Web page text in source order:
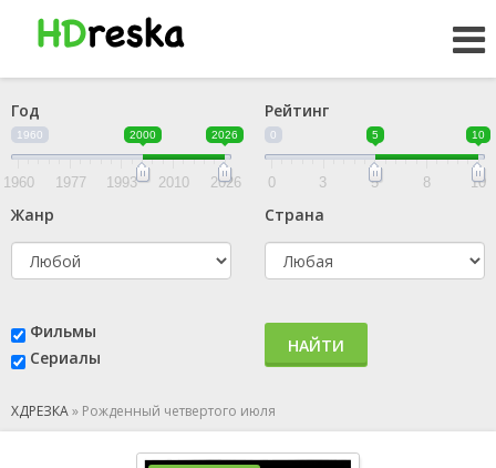
Год
1960 2000 2026
1960 1977 1993 2010 2026
Рейтинг
0 5 10
0 3 5 8 10
Жанр Страна
Фильмы
Сериалы
НАЙТИ
ХДРЕЗКА» Рожденный четвертого июля